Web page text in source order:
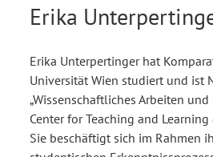
Erika
Erika Unterpertinger hat
Universität Wien studiert und ist
„Wissenschaftliches Arbeiten und
Center for Teaching and
Sie beschäftigt sich im Rahmen